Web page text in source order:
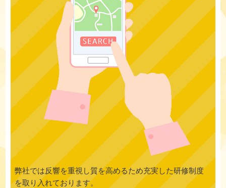
弊社では反響を重視し質を高めるため充実した研修制度
を取り入れております。